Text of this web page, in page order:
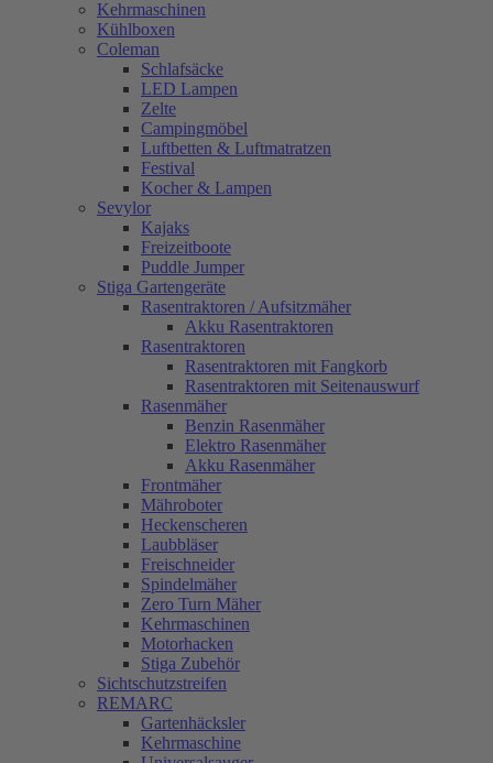
Kehrmaschinen
Kühlboxen
Coleman
Schlafsäcke
LED Lampen
Zelte
Campingmöbel
Luftbetten & Luftmatratzen
Festival
Kocher & Lampen
Sevylor
Kajaks
Freizeitboote
Puddle Jumper
Stiga Gartengeräte
Rasentraktoren / Aufsitzmäher
Akku Rasentraktoren
Rasentraktoren
Rasentraktoren mit Fangkorb
Rasentraktoren mit Seitenauswurf
Rasenmäher
Benzin Rasenmäher
Elektro Rasenmäher
Akku Rasenmäher
Frontmäher
Mähroboter
Heckenscheren
Laubbläser
Freischneider
Spindelmäher
Zero Turn Mäher
Kehrmaschinen
Motorhacken
Stiga Zubehör
Sichtschutzstreifen
REMARC
Gartenhäcksler
Kehrmaschine